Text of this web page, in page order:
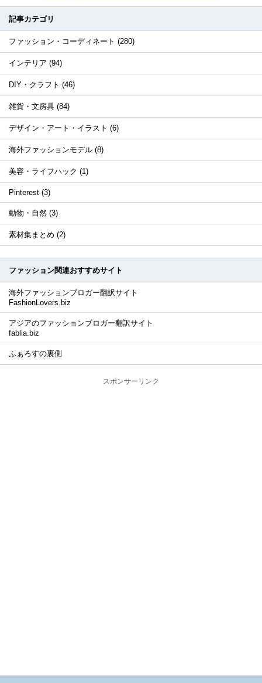
記事カテゴリ
ファッション・コーディネート (280)
インテリア (94)
DIY・クラフト (46)
雑貨・文房具 (84)
デザイン・アート・イラスト (6)
海外ファッションモデル (8)
美容・ライフハック (1)
Pinterest (3)
動物・自然 (3)
素材集まとめ (2)
ファッション関連おすすめサイト
海外ファッションブロガー翻訳サイト
FashionLovers.biz
アジアのファッションブロガー翻訳サイト
fablia.biz
ふぁろすの裏側
スポンサーリンク